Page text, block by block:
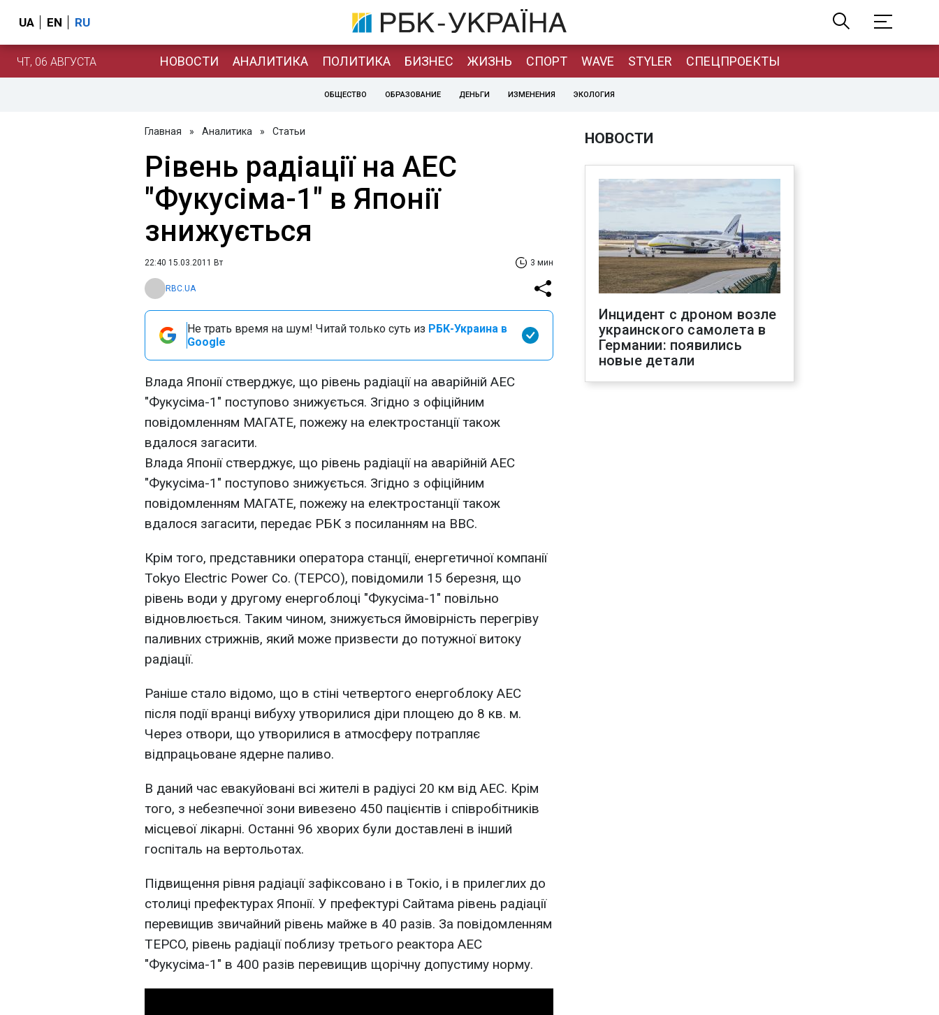
UA EN RU
ЧТ, 06 АВГУСТА НОВОСТИ АНАЛИТИКА ПОЛИТИКА БИЗНЕС ЖИЗНЬ СПОРТ WAVE STYLER СПЕЦПРОЕКТЫ
ОБЩЕСТВО ОБРАЗОВАНИЕ ДЕНЬГИ ИЗМЕНЕНИЯ ЭКОЛОГИЯ
Главная » Аналитика » Статьи
Рівень радіації на АЕС
"Фукусіма-1" в Японії
знижується
22:40 15.03.2011 Вт 3 мин
RBC.UA
Не трать время на шум! Читай только суть из РБК-Украина в
Google
Влада Японії стверджує, що рівень радіації на аварійній АЕС
"Фукусіма-1" поступово знижується. Згідно з офіційним
повідомленням МАГАТЕ, пожежу на електростанції також
вдалося загасити.
Влада Японії стверджує, що рівень радіації на аварійній АЕС
"Фукусіма-1" поступово знижується. Згідно з офіційним
повідомленням МАГАТЕ, пожежу на електростанції також
вдалося загасити, передає РБК з посиланням на BBC.
Крім того, представники оператора станції, енергетичної компанії
Tokyo Electric Power Co. (TEPCO), повідомили 15 березня, що
рівень води у другому енергоблоці "Фукусіма-1" повільно
відновлюється. Таким чином, знижується ймовірність перегріву
паливних стрижнів, який може призвести до потужної витоку
радіації.
Раніше стало відомо, що в стіні четвертого енергоблоку АЕС
після події вранці вибуху утворилися діри площею до 8 кв. м.
Через отвори, що утворилися в атмосферу потрапляє
відпрацьоване ядерне паливо.
В даний час евакуйовані всі жителі в радіусі 20 км від АЕС. Крім
того, з небезпечної зони вивезено 450 пацієнтів і співробітників
місцевої лікарні. Останні 96 хворих були доставлені в інший
госпіталь на вертольотах.
Підвищення рівня радіації зафіксовано і в Токіо, і в прилеглих до
столиці префектурах Японії. У префектурі Сайтама рівень радіації
перевищив звичайний рівень майже в 40 разів. За повідомленням
TEPCO, рівень радіації поблизу третього реактора АЕС
"Фукусіма-1" в 400 разів перевищив щорічну допустиму норму.
НОВОСТИ
Инцидент с дроном возле
украинского самолета в
Германии: появились
новые детали